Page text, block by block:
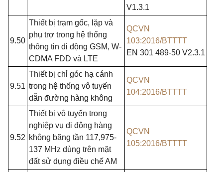
V1.3.1
9.50
Thiết bị trạm gốc, lặp và
phụ trợ trong hệ thống
thông tin di động GSM, W-
CDMA FDD và LTE
QCVN
103:2016/BTTTT
EN 301 489-50 V2.3.1
9.51
Thiết bị chỉ góc hạ cánh
trong hệ thống vô tuyến
dẫn đường hàng không
QCVN
104:2016/BTTTT
9.52
Thiết bị vô tuyến trong
nghiệp vụ di động hàng
không băng tần 117,975-
137 MHz dùng trên mặt
đất sử dụng điều chế AM
QCVN
105:2016/BTTTT